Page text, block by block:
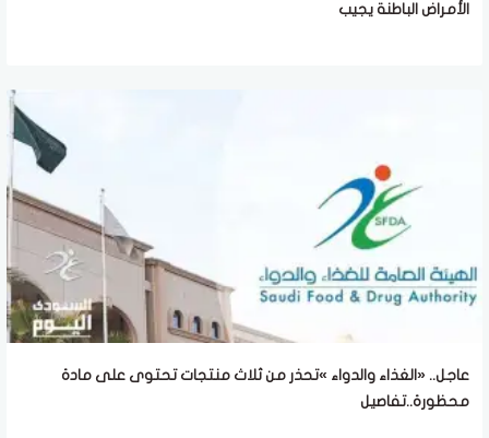
الأمراض الباطنة يجيب
عاجل.. «الغذاء والدواء »تحذر من ثلاث منتجات تحتوى على مادة
محظورة..تفاصيل